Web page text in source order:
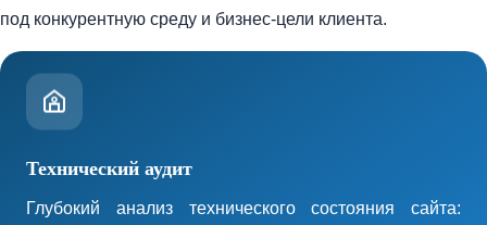
под конкурентную среду и бизнес-цели клиента.
Технический аудит
Глубокий анализ технического состояния сайта: